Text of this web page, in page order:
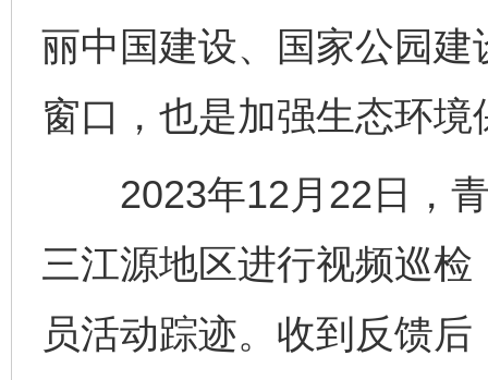
丽中国建设、国家公园
窗口，也是加强生态环
2023年12月22日，青
三江源地区进行视频巡
员活动踪迹。收到反馈